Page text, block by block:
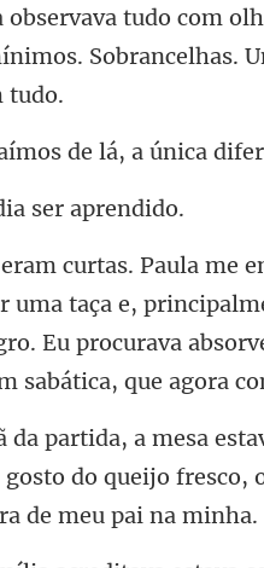
Sobrancelhas.
única
ser a
aça e,
Eu procurava
gosto do queijo fresco,